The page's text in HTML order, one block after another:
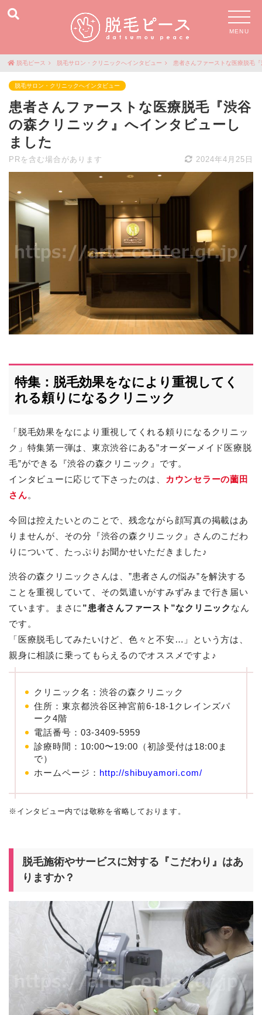
MENU
脱毛ピース 脱毛サロン・クリニックへインタビュー 患者さんファーストな医療脱毛
脱毛サロン・クリニックへインタビュー
患者さんファーストな医療脱毛『渋谷
の森クリニック』へインタビューし
ました
PRを含む場合があります 2024年4月25日
特集：脱毛効果をなにより重視してく
れる頼りになるクリニック
「脱毛効果をなにより重視してくれる頼りになるクリニッ
ク」特集第一弾は、東京渋谷にある”オーダーメイド医療脱
毛”ができる『渋谷の森クリニック』です。
インタビューに応じて下さったのは、 カウンセラーの薗田
さん。
今回は控えたいとのことで、残念ながら顔写真の掲載はあ
りませんが、その分『渋谷の森クリニック』さんのこだわ
りについて、たっぷりお聞かせいただきました♪
渋谷の森クリニックさんは、”患者さんの悩み”を解決する
ことを重視していて、その気遣いがすみずみまで行き届い
ています。まさに ”患者さんファースト”なクリニック なん
です。
「医療脱毛してみたいけど、色々と不安…」という方は、
親身に相談に乗ってもらえるのでオススメですよ♪
クリニック名：渋谷の森クリニック
住所：東京都渋谷区神宮前6-18-1クレインズパ
ーク4階
電話番号：03-3409-5959
診療時間：10:00〜19:00（初診受付は18:00ま
で）
ホームページ： http://shibuyamori.com/
※インタビュー内では敬称を省略しております。
脱毛施術やサービスに対する『こだわり』はあ
りますか？